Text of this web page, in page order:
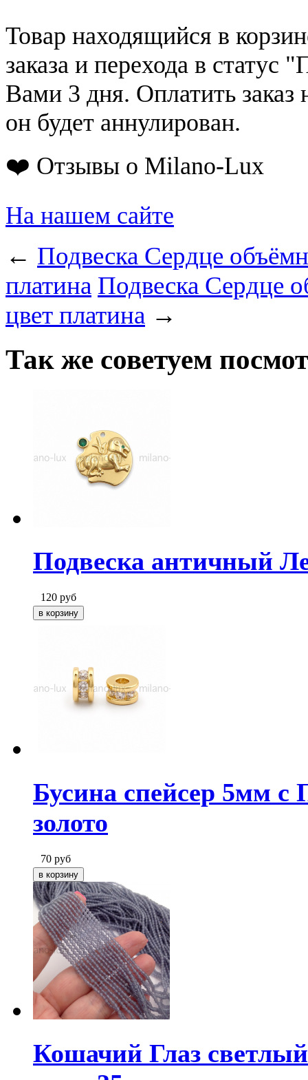
Товар находящийся в
заказа и перехода в статус
Вами 3 дня. Оплатить заказ
он будет аннулирован.
❤️ Отзывы о Milano-Lux
На нашем сайте
← Подвеска Сердце
платина Подвеска Сердце
цвет платина →
Так же советуем
Подвеска античный
120 руб
Бусина спейсер 5мм
золото
70 руб
Кошачий Глаз